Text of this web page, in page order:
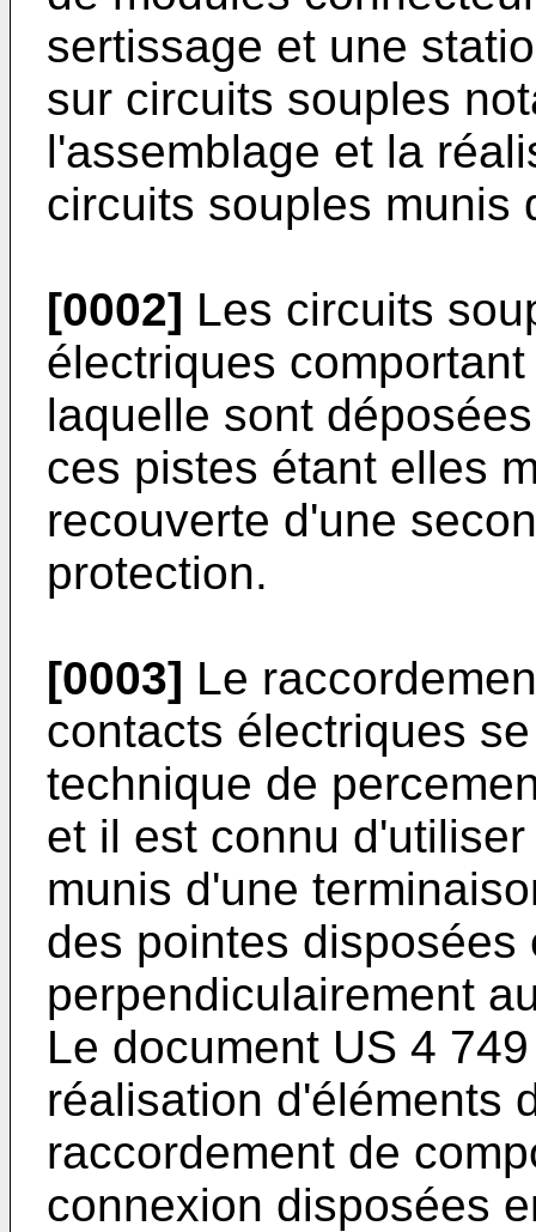
sertissage et une
sur circuits souples
l'assemblage et la
circuits souples munis
[0002] Les circuits
électriques
laquelle sont
ces pistes étant elles
recouverte d'une
protection.
[0003] Le
contacts électriques
technique de
et il est connu
munis d'une
des pointes
perpendiculairement
Le document US 4
réalisation d'éléments
raccordement de
connexion disposées